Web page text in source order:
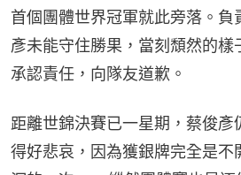
首個團體世界冠軍就此旁落。負
彥未能守住勝果，當刻頹然的樣
承認責任，向隊友道歉。
距離世錦決賽已一星期，蔡俊彥
得好悲哀，因為獲銀牌完全是不